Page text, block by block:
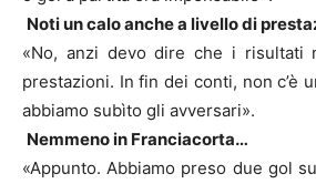
Noti un calo anche a livello di
«No, anzi devo dire che i risultati
prestazioni. In fin dei conti, non c’è
abbiamo subìto gli avversari».
Nemmeno in Franciacorta…
«Appunto. Abbiamo preso due gol